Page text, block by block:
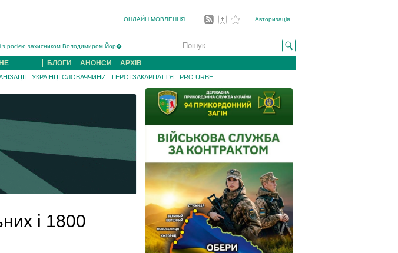
ОНЛАЙН МОВЛЕННЯ Авторизація
з росією захисником Володимиром Йор�...
Богданом Югасом, який два роки �...
Хустщині Юліана Гербея (ФОТО)[/gree...
Роздяловський (ФОТО)...
постраждали 13 людей (ФОТО)...
за обвинувачен...
БЛОГИ АНОНСИ АРХІВ
УКРАЇНЦІ СЛОВАЧЧИНИ ГЕРОЇ ЗАКАРПАТТЯ PRO URBE
і 1800